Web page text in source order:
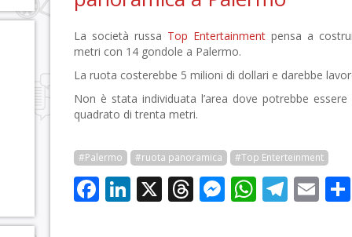
La società russa Top Entertainment pensa a
metri con 14 gondole a Palermo.
La ruota costerebbe 5 milioni di dollari e darebbe
Non è stata individuata l’area dove potrebbe
quadrato di trenta metri.
#Palermo #ruota panoramica #Top Enterteinment
Facebook
LinkedIn
X Threads